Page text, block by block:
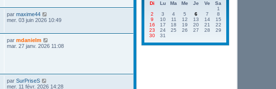
s
s
a
n
i
e
r
e
s
s
l
d
r
i
s
a
parmaxime44
o
e
d
r
mer. 03 juin 2026 10:49
parmdanielm
o
d
r
mar. 27 janv. 2026 11:08
parSurPriseS
o
mer. 11 févr. 2026 14:28
Di
Lu Ma Me Je Ve
Sa
1
2
3 4 5 6 7
8
9
10 11 12 13 14
15
16
17 18 19 20 21
22
23
24 25 26 27 28
29
30
31